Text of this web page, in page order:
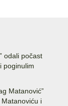
odali počast
poginulim
Matanović”
i